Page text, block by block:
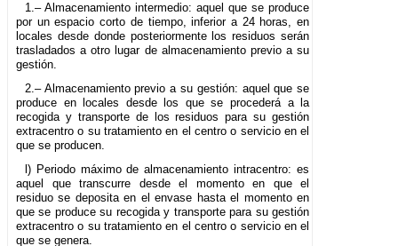
1.– Almacenamiento intermedio: aquel que se produce
por un espacio corto de tiempo, inferior a 24 horas, en
locales desde donde posteriormente los residuos serán
trasladados a otro lugar de almacenamiento previo a su
gestión.
2.– Almacenamiento previo a su gestión: aquel que se
produce en locales desde los que se procederá a la
recogida y transporte de los residuos para su gestión
extracentro o su tratamiento en el centro o servicio en el
que se producen.
l) Periodo máximo de almacenamiento intracentro: es
aquel que transcurre desde el momento en que el
residuo se deposita en el envase hasta el momento en
que se produce su recogida y transporte para su gestión
extracentro o su tratamiento en el centro o servicio en el
que se genera.